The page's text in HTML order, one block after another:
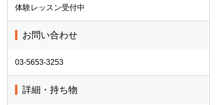
体験レッスン受付中
お問い合わせ
03-5653-3253
詳細・持ち物